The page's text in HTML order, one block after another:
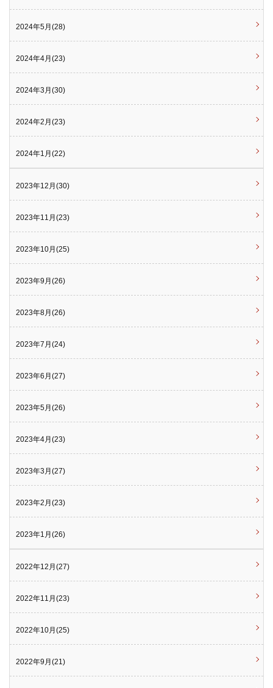
2024年5月(28)
2024年4月(23)
2024年3月(30)
2024年2月(23)
2024年1月(22)
2023年12月(30)
2023年11月(23)
2023年10月(25)
2023年9月(26)
2023年8月(26)
2023年7月(24)
2023年6月(27)
2023年5月(26)
2023年4月(23)
2023年3月(27)
2023年2月(23)
2023年1月(26)
2022年12月(27)
2022年11月(23)
2022年10月(25)
2022年9月(21)